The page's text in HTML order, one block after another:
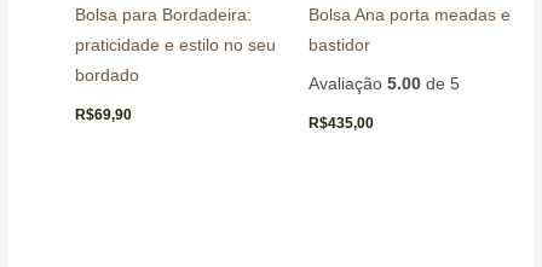
Bolsa para Bordadeira:
praticidade e estilo no seu
bordado
R$69,90
Bolsa Ana porta meadas e
bastidor
Avaliação 5.00de 5
R$435,00